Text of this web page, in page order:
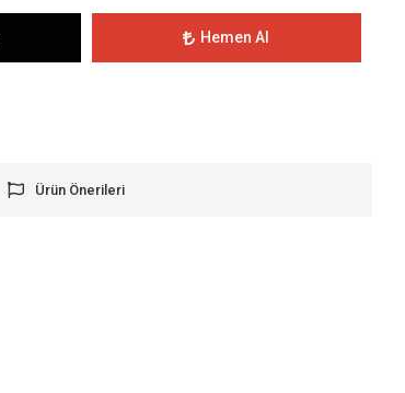
Hemen Al
Ürün Önerileri